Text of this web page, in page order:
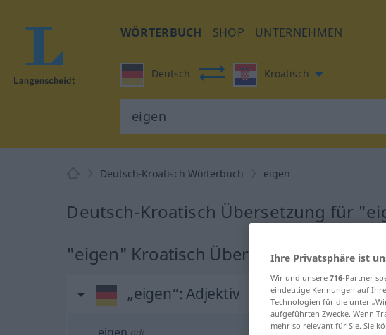
WÖRTERBUCH SHOP UNTERNEHMEN
Deutsch Kroatisch
Deutsch-Kroatisch Wörterbuch eigen
Deutsch-Kroatisch Übersetzung für
"eigen" Kroatisch Übersetzung
„eigen“: Adjektiv
Ihre Privatsphäre ist
Wir und unsere 716-Partner
eindeutige Kennungen auf
Technologien für die unter
aufgeführten Zwecke. Wenn
mehr so relevant für Sie. Sie